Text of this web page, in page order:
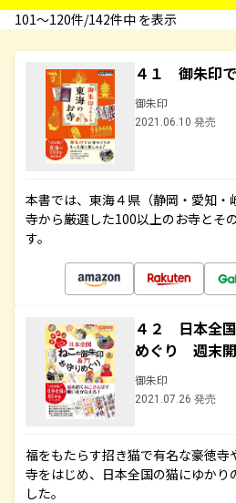
101〜120件/142件中 を表示
４１ 御朱印
御朱印
2021.06.10 発売
本書では、東海４県（静岡・愛知・
寺から厳選した100以上のお寺とそ
す。
４２ 日本全
めぐり 週末
御朱印
2021.07.26 発売
福をもたらす招き猫で有名な豪徳寺
寺をはじめ、日本全国の猫にゆかり
した。